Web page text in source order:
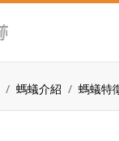
螞蟻介紹 螞蟻特